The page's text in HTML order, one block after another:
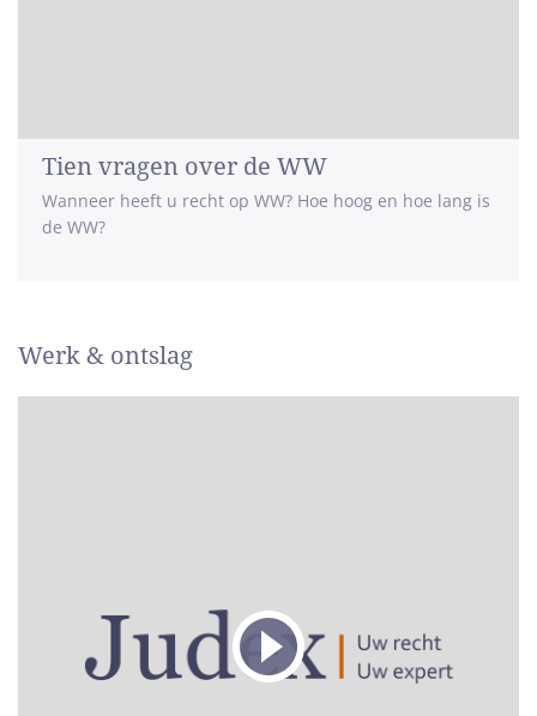
Tien vragen over de WW
Wanneer heeft u recht op WW? Hoe hoog en hoe lang is
de WW?
Werk & ontslag